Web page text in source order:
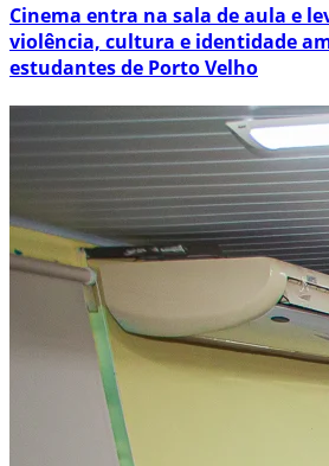
Cinema entra na sala de aula e
violência, cultura e identidade
estudantes de Porto Velho